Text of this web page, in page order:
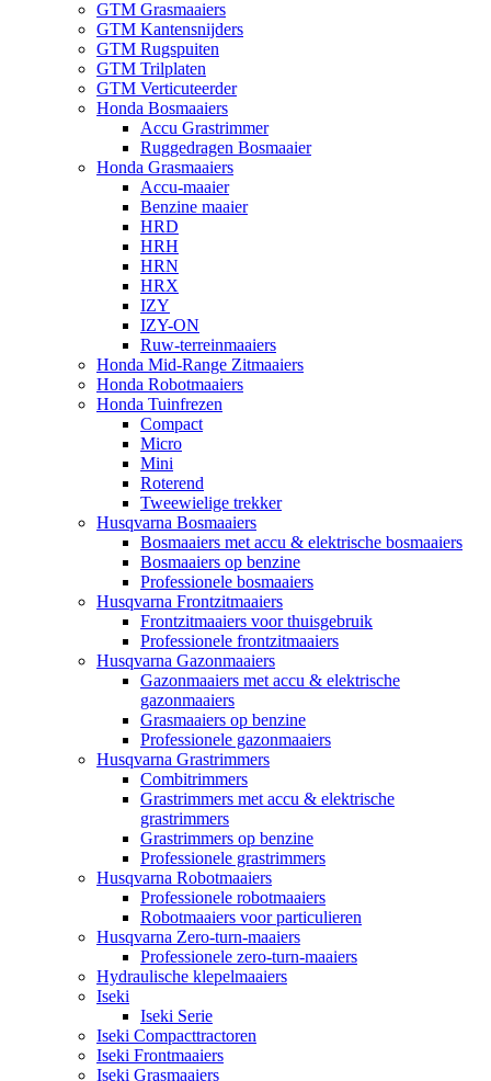
GTM Grasmaaiers
GTM Kantensnijders
GTM Rugspuiten
GTM Trilplaten
GTM Verticuteerder
Honda Bosmaaiers
Accu Grastrimmer
Ruggedragen Bosmaaier
Honda Grasmaaiers
Accu-maaier
Benzine maaier
HRD
HRH
HRN
HRX
IZY
IZY-ON
Ruw-terreinmaaiers
Honda Mid-Range Zitmaaiers
Honda Robotmaaiers
Honda Tuinfrezen
Compact
Micro
Mini
Roterend
Tweewielige trekker
Husqvarna Bosmaaiers
Bosmaaiers met accu & elektrische bosmaaiers
Bosmaaiers op benzine
Professionele bosmaaiers
Husqvarna Frontzitmaaiers
Frontzitmaaiers voor thuisgebruik
Professionele frontzitmaaiers
Husqvarna Gazonmaaiers
Gazonmaaiers met accu & elektrische
gazonmaaiers
Grasmaaiers op benzine
Professionele gazonmaaiers
Husqvarna Grastrimmers
Combitrimmers
Grastrimmers met accu & elektrische
grastrimmers
Grastrimmers op benzine
Professionele grastrimmers
Husqvarna Robotmaaiers
Professionele robotmaaiers
Robotmaaiers voor particulieren
Husqvarna Zero-turn-maaiers
Professionele zero-turn-maaiers
Hydraulische klepelmaaiers
Iseki
Iseki Serie
Iseki Compacttractoren
Iseki Frontmaaiers
Iseki Grasmaaiers